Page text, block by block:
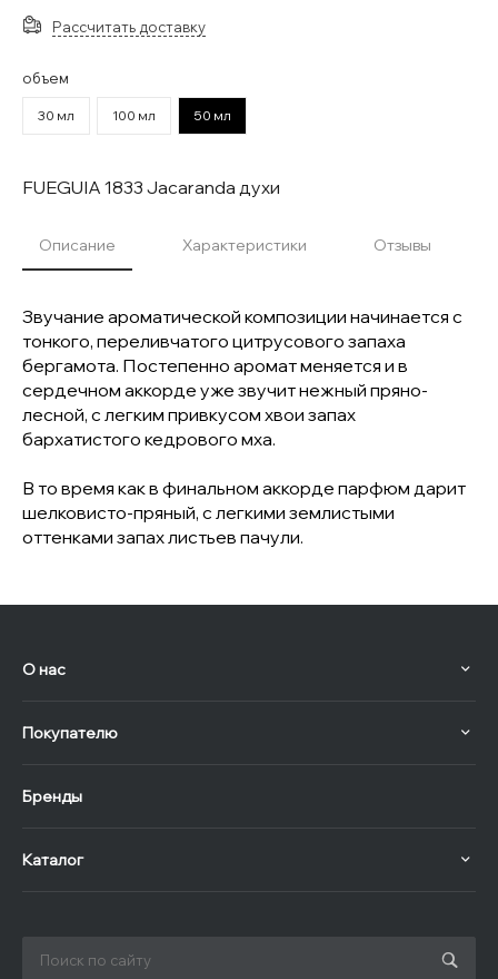
Рассчитать доставку
объем
30 мл 100 мл 50 мл
FUEGUIA 1833 Jacaranda духи
Описание Характеристики Отзывы
Звучание ароматической композиции начинается с
тонкого, переливчатого цитрусового запаха
бергамота. Постепенно аромат меняется и в
сердечном аккорде уже звучит нежный пряно-
лесной, с легким привкусом хвои запах
бархатистого кедрового мха.
В то время как в финальном аккорде парфюм дарит
шелковисто-пряный, с легкими землистыми
оттенками запах листьев пачули.
О нас
Покупателю
Бренды
Каталог